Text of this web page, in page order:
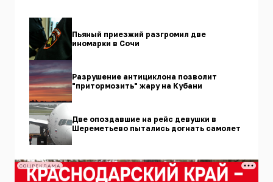
Пьяный приезжий разгромил две
иномарки в Сочи
Разрушение антициклона позволит
"притормозить" жару на Кубани
Две опоздавшие на рейс девушки в
Шереметьево пытались догнать самолет
СОЦРЕКЛАМА